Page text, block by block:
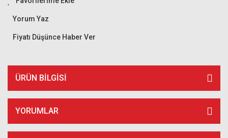
Yorum Yaz
Fiyatı Düşünce Haber Ver
ÜRÜN BILGISI
YORUMLAR